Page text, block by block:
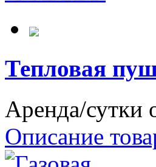
Тепловая
Аренда/сутки
Описание